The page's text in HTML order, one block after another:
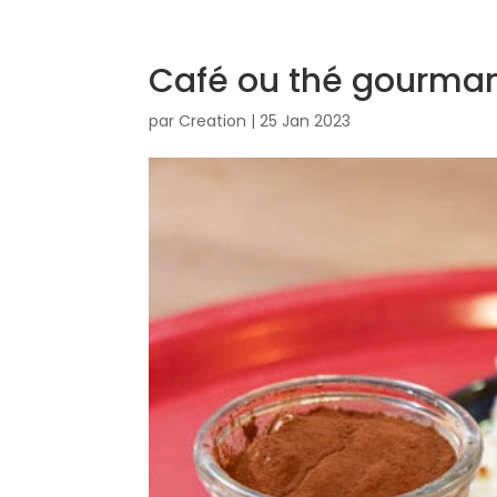
Café ou thé
parCreation |25 Jan 2023